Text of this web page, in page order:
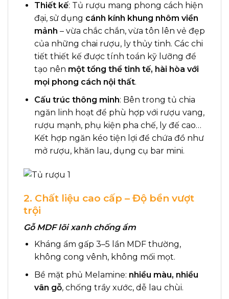
Thiết kế: Tủ rượu mang phong cách hiện
đại, sử dụng cánh kính khung nhôm viền
mảnh – vừa chắc chắn, vừa tôn lên vẻ đẹp
của những chai rượu, ly thủy tinh. Các chi
tiết thiết kế được tính toán kỹ lưỡng để
tạo nên một tổng thể tinh tế, hài hòa với
mọi phong cách nội thất.
Cấu trúc thông minh: Bên trong tủ chia
ngăn linh hoạt để phù hợp với rượu vang,
rượu mạnh, phụ kiện pha chế, ly đế cao…
Kết hợp ngăn kéo tiện lợi để chứa đồ như
mở rượu, khăn lau, dụng cụ bar mini.
2. Chất liệu cao cấp – Độ bền vượt
trội
Gỗ MDF lõi xanh chống ẩm
Kháng ẩm gấp 3–5 lần MDF thường,
không cong vênh, không mối mọt.
Bề mặt phủ Melamine: nhiều màu, nhiều
vân gỗ, chống trầy xước, dễ lau chùi.